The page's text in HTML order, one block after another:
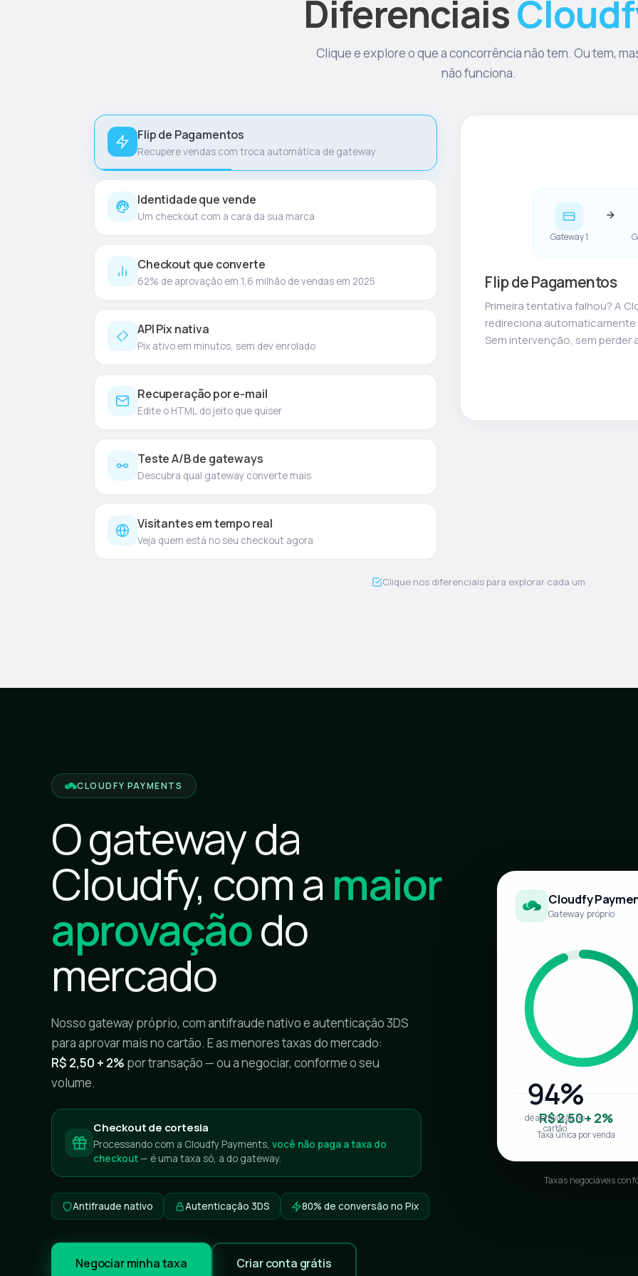
Diferenciais
Clique e explore o que a concorrência não tem. Ou tem,
não funciona.
Flip de Pagamentos
Recupere vendas com troca automática de gateway
Identidade que vende
Um checkout com a cara da sua marca
Checkout que converte
62% de aprovação em 1,6 milhão de vendas em 2025
API Pix nativa
Pix ativo em minutos, sem dev enrolado
Recuperação por e-mail
Edite o HTML do jeito que quiser
Teste A/B de gateways
Descubra qual gateway converte mais
Visitantes em tempo real
Veja quem está no seu checkout agora
Clique nos diferenciais para explorar cada um
CLOUDFY PAYMENTS
O gateway da
Cloudfy, com a maior
aprovaçãodo
mercado
Nosso gateway próprio, com antifraude nativo e autenticação 3DS
para aprovar mais no cartão. E as menores taxas do mercado:
R$ 2,50 + 2% por transação — ou a negociar, conforme o seu
volume.
Checkout de cortesia
Processando com a Cloudfy Payments, você não paga a taxa do
checkout— é uma taxa só, a do gateway.
Antifraude nativo Autenticação 3DS 80% de conversão no Pix
Negociar minha taxa Criar conta grátis
Cloudfy
Gateway próprio
94%
de aprovação no
cartão
R$ 2,50 + 2%
Taxa única por venda
Taxas negociáveis